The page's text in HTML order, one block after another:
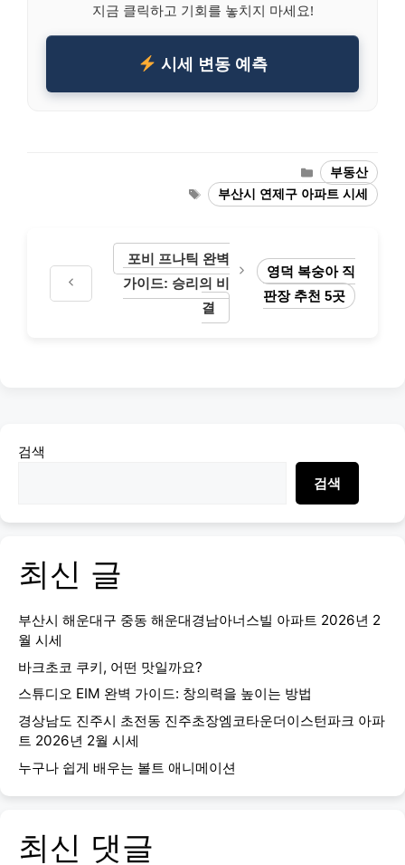
지금 클릭하고 기회를 놓치지 마세요!
시세 변동 예측
Categories
부동산
Tags부산시 연제구 아파트 시세
포비 프나틱 완벽
가이드: 승리의 비
결
영덕 복숭아 직
판장 추천 5곳
검색
검색
최신 글
부산시 해운대구 중동 해운대경남아너스빌 아파트 2026년 2
월 시세
바크초코 쿠키, 어떤 맛일까요?
스튜디오 EIM 완벽 가이드: 창의력을 높이는 방법
경상남도 진주시 초전동 진주초장엠코타운더이스턴파크 아파
트 2026년 2월 시세
누구나 쉽게 배우는 볼트 애니메이션
최신 댓글